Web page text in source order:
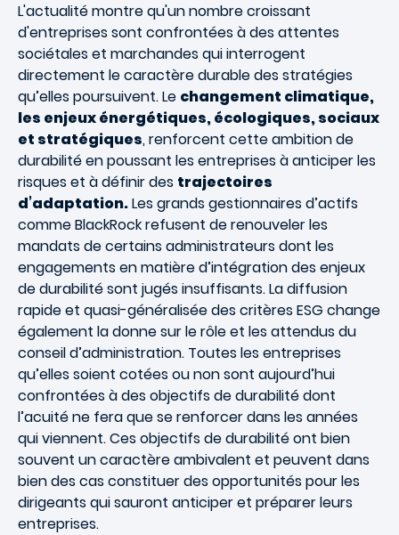
L'actualité montre qu'un nombre croissant
d'entreprises sont confrontées à des attentes
sociétales et marchandes qui interrogent
directement le caractère durable des stratégies
qu’elles poursuivent. Le changement climatique,
les enjeux énergétiques, écologiques, sociaux
et stratégiques, renforcent cette ambition de
durabilité en poussant les entreprises à anticiper les
risques et à définir des trajectoires
d’adaptation.Les grands gestionnaires d’actifs
comme BlackRock refusent de renouveler les
mandats de certains administrateurs dont les
engagements en matière d’intégration des enjeux
de durabilité sont jugés insuffisants. La diffusion
rapide et quasi-généralisée des critères ESG change
également la donne sur le rôle et les attendus du
conseil d’administration. Toutes les entreprises
qu’elles soient cotées ou non sont aujourd’hui
confrontées à des objectifs de durabilité dont
l’acuité ne fera que se renforcer dans les années
qui viennent. Ces objectifs de durabilité ont bien
souvent un caractère ambivalent et peuvent dans
bien des cas constituer des opportunités pour les
dirigeants qui sauront anticiper et préparer leurs
entreprises.